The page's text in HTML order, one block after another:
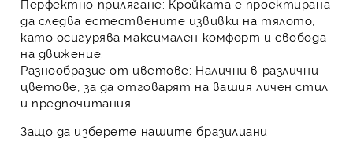
да следва естествените извивки на тялото,
като осигурява максимален комфорт и свобода
на движение.
Разнообразие от цветове: Налични в различни
цветове, за да отговарят на вашия личен стил
и предпочитания.
Защо да изберете нашите бразилиани